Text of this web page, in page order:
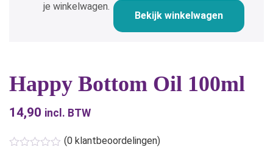
Hoe begin ik?
je winkelwagen.
Bekijk winkelwagen
Happy Bottom Oil 100ml
14,90 incl. BTW
(0 klantbeoordelingen)